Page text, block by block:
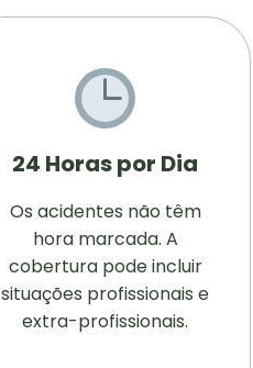
24 Horas por Dia
Os acidentes não têm
hora marcada. A
cobertura pode incluir
situações profissionais e
extra-profissionais.